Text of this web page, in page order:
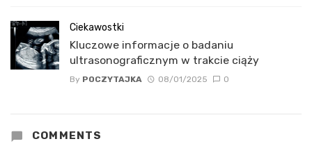
Ciekawostki
Kluczowe informacje o badaniu
ultrasonograficznym w trakcie ciąży
By POCZYTAJKA 08/01/2025 0
COMMENTS